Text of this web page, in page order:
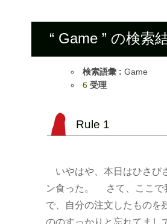
“ Game ” の検索
検索語彙 :Game
6 受理
Rule 1
いやはや、本日はひさ
ン食った。 さて、ここで
で、自分の注文したもの